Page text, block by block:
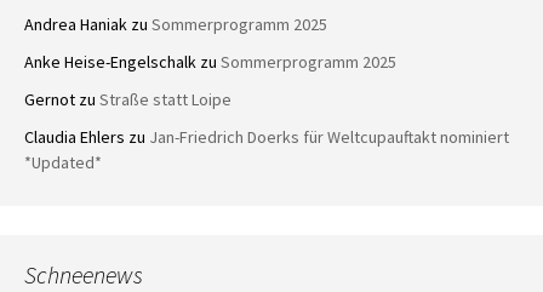
Andrea Haniak zu Sommerprogramm 2025
Anke Heise-Engelschalk zu Sommerprogramm 2025
Gernot zu Straße statt Loipe
Claudia Ehlers zu Jan-Friedrich Doerks für Weltcupauftakt nominiert
*Updated*
Schneenews